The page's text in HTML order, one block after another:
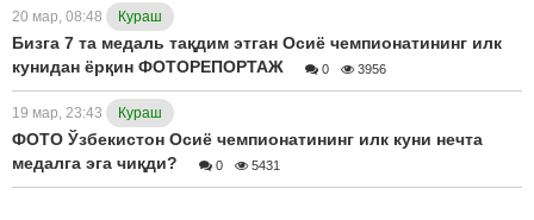
20 мар, 08:48 Кураш
Бизга 7 та медаль тақдим этган Осиё чемпионатининг илк
кунидан ёрқин ФОТОРЕПОРТАЖ
0 3956
19 мар, 23:43 Кураш
ФОТО Ўзбекистон Осиё чемпионатининг илк куни нечта
медалга эга чиқди?
0 5431